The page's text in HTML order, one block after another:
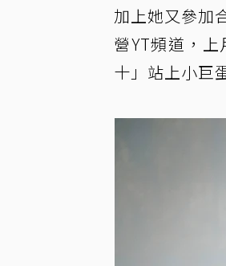
加上她又參加
營YT頻道，
十」站上小巨